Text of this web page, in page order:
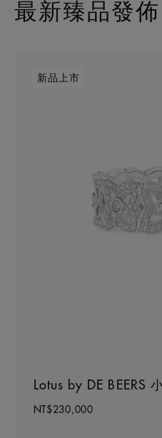
最新臻品發佈
新品上市
Lotus by DE BEERS
NT$230,000